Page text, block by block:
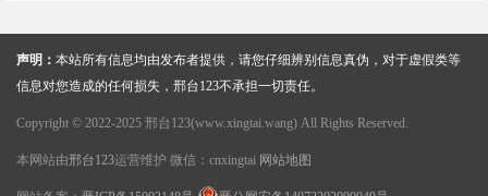
声明： 本站所有信息均由发布者提供，请您仔细辨别信息真伪，对于虚假类等
信息对您造成的任何损失，邢台123不承担一切责任。
Copyright © 2022-2025 邢台123(www.xingtai.wang) All Rights Reserved.
本网站由邢台123运营维护 微信：cnxingtai 网站地图